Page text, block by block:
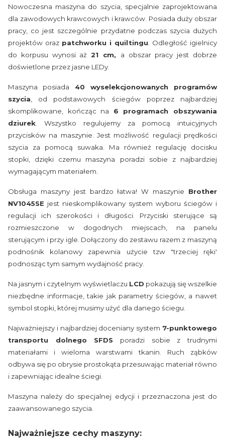
Nowoczesna maszyna do szycia, specjalnie zaprojektowana
dla zawodowych krawcowych i krawców. Posiada duży obszar
pracy, co jest szczególnie przydatne podczas szycia dużych
projektów oraz patchworku i quiltingu. Odległość igielnicy
do korpusu wynosi aż21 cm, a obszar pracy jest dobrze
doświetlone przez jasne LEDy.
Maszyna posiada 40 wyselekcjonowanych programów
szycia, od podstawowych ściegów poprzez najbardziej
skomplikowane, kończąc na 6 programach obszywania
dziurek. Wszystko regulujemy za pomocą intuicyjnych
przycisków na maszynie. Jest możliwość regulacji prędkości
szycia za pomocą suwaka. Ma również regulację docisku
stopki, dzięki czemu maszyna poradzi sobie z najbardziej
wymagającym materiałem.
Obsługa maszyny jest bardzo łatwa! W maszynie Brother
NV1045SE jest nieskomplikowany system wyboru ściegów i
regulacji ich szerokości i długości. Przyciski sterujące są
rozmieszczone w dogodnych miejscach, na panelu
sterującym i przy igle. Dołączony do zestawu razem z maszyną
podnośnik kolanowy zapewnia użycie tzw "trzeciej ręki'
podnosząc tym samym wydajność pracy.
Na jasnym i czytelnym wyświetlaczu LCD pokazują się wszelkie
niezbędne informacje, takie jak parametry ściegów, a nawet
symbol stopki, której musimy użyć dla danego ściegu.
Najważniejszy i najbardziej doceniany system 7-punktowego
transportu dolnego SFDS poradzi sobie z trudnymi
materiałami i wieloma warstwami tkanin. Ruch ząbków
odbywa się po obrysie prostokąta przesuwając materiał równo
i zapewniając idealne ściegi.
Maszyna należy do specjalnej edycji i przeznaczona jest do
zaawansowanego szycia.
Najważniejsze cechy maszyny: